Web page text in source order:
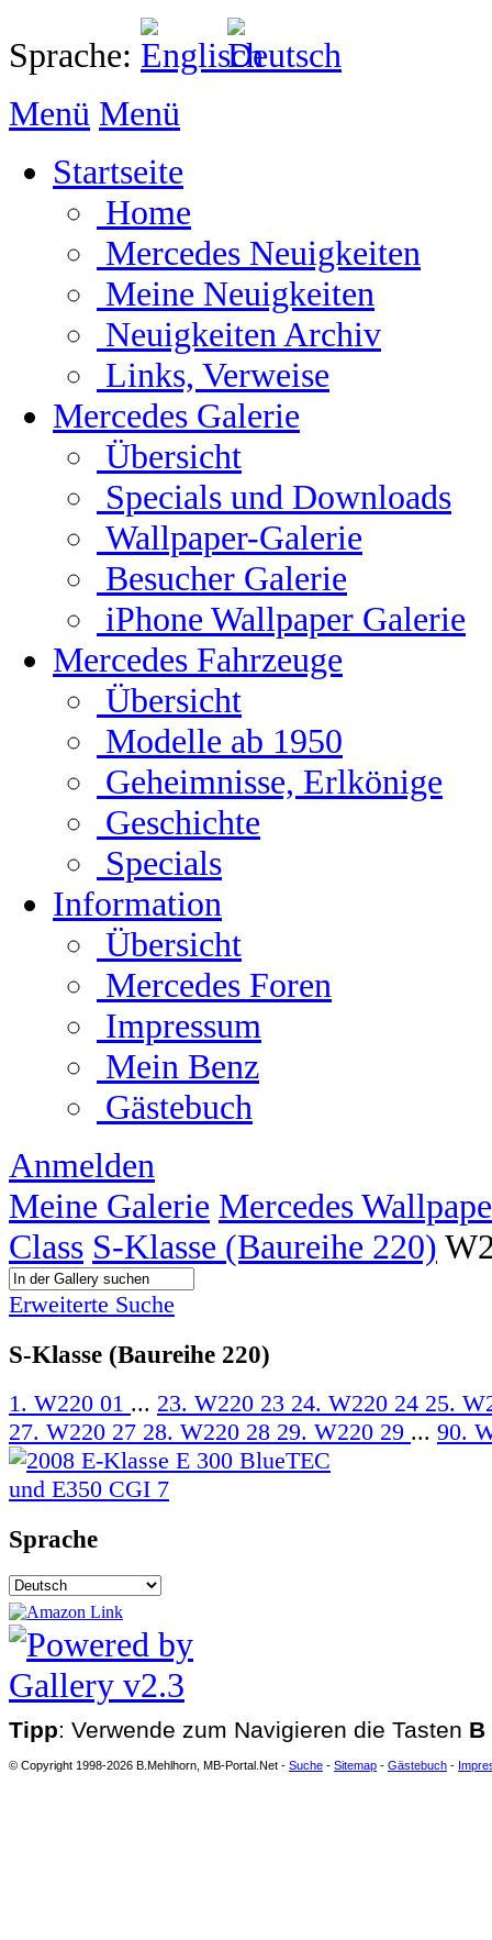
Sprache:
Menü Menü
Startseite
Home
Mercedes Neuigkeiten
Meine Neuigkeiten
Neuigkeiten Archiv
Links, Verweise
Mercedes Galerie
Übersicht
Specials und Downloads
Wallpaper-Galerie
Besucher Galerie
iPhone Wallpaper Galerie
Mercedes Fahrzeuge
Übersicht
Modelle ab 1950
Geheimnisse, Erlkönige
Geschichte
Specials
Information
Übersicht
Mercedes Foren
Impressum
Mein Benz
Gästebuch
Anmelden
Meine Galerie Mercedes
Class S-Klasse (Baureihe 220)
Erweiterte Suche
S-Klasse (Baureihe 220)
1. W220 01 ... 23. W220 23 24. W220 24 25.
27. W220 27 28. W220 28 29. W220 29 ... 90.
Sprache
Tipp: Verwende zum Navigieren die Tasten B
© Copyright 1998-2026 B.Mehlhorn, MB-Portal.Net - Suche - Sitemap - Gästebuch -